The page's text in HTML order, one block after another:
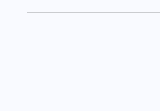
अगस्त से 31 अगस्त)